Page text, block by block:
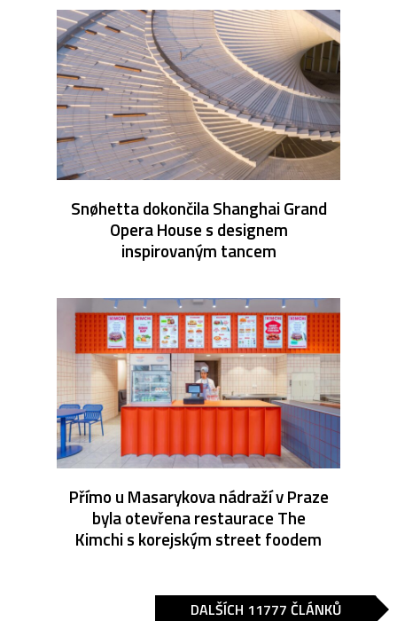
Snøhetta dokončila Shanghai Grand
Opera House s designem
inspirovaným tancem
Přímo u Masarykova nádraží v Praze
byla otevřena restaurace The
Kimchi s korejským street foodem
DALŠÍCH 11777 ČLÁNKŮ